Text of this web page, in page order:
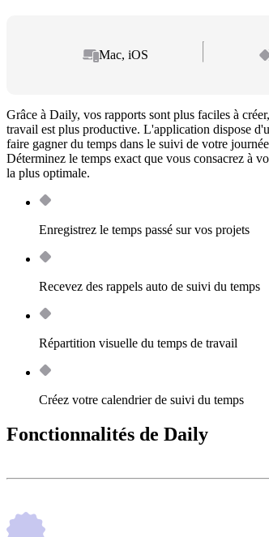
Mac, iOS
Grâce à Daily, vos rapports sont plus faciles à
travail est plus productive. L'application dispose
faire gagner du temps dans le suivi de votre
Déterminez le temps exact que vous consacrez à
la plus optimale.
Enregistrez le temps passé sur vos projets
Recevez des rappels auto de suivi du temps
Répartition visuelle du temps de travail
Créez votre calendrier de suivi du temps
Fonctionnalités de Daily